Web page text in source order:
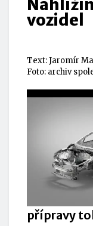
vozidel
Text:Jaromír
Foto: archiv
přípravy